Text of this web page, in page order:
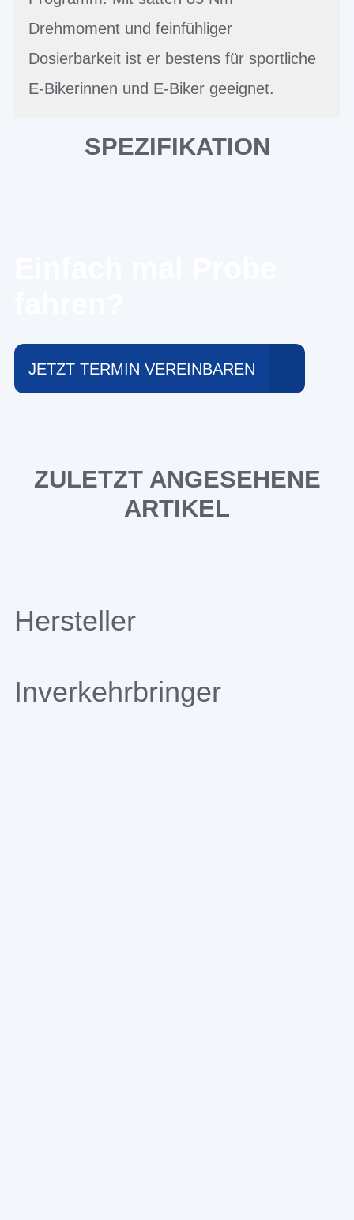
Drehmoment und feinfühliger
Dosierbarkeit ist er bestens für sportliche
E-Bikerinnen und E-Biker geeignet.
SPEZIFIKATION
JETZT TERMIN VEREINBAREN
ZULETZT ANGESEHENE
ARTIKEL
Hersteller
Inverkehrbringer